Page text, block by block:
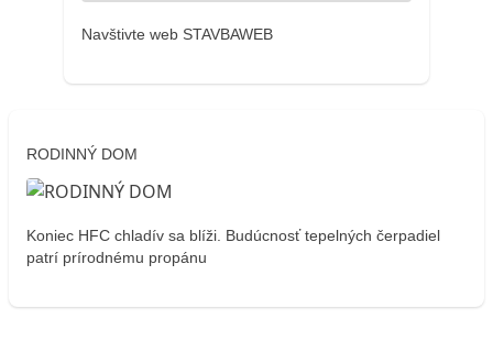
Navštivte web STAVBAWEB
RODINNÝ DOM
Koniec HFC chladív sa blíži. Budúcnosť tepelných čerpadiel
patrí prírodnému propánu